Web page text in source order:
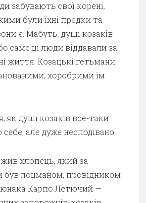
забувають свої корені,
були їхні предки та
є. Мабуть, душі козаків
саме ці люди віддавали за
життя. Козацькі гетьмани
хоробрими їм
як душі козаків все-таки
але дуже несподівано.
хлопець, який за
був лоцманом, провідником
юнака Карпо Летючий —